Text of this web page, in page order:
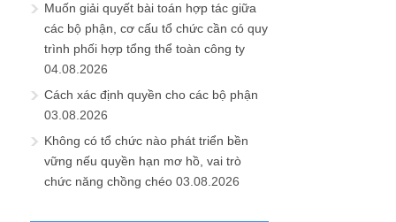
Muốn giải quyết bài toán hợp tác giữa
các bộ phận, cơ cấu tổ chức cần có quy
trình phối hợp tổng thể toàn công ty
04.08.2026
Cách xác định quyền cho các bộ phận
03.08.2026
Không có tổ chức nào phát triển bền
vững nếu quyền hạn mơ hồ, vai trò
chức năng chồng chéo 03.08.2026